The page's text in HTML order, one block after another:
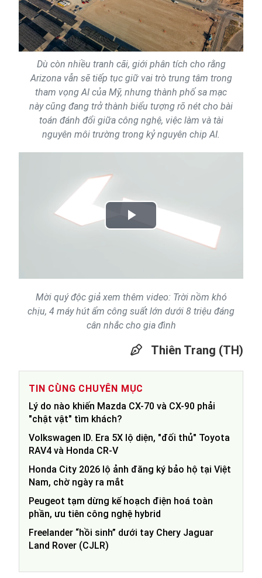
Dù còn nhiều tranh cãi, giới phân tích cho rằng
Arizona vẫn sẽ tiếp tục giữ vai trò trung tâm trong
tham vọng AI của Mỹ, nhưng thành phố sa mạc
này cũng đang trở thành biểu tượng rõ nét cho bài
toán đánh đổi giữa công nghệ, việc làm và tài
nguyên môi trường trong kỷ nguyên chip AI.
Play
Mời quý độc giả xem thêm video: Trời nồm khó
chịu, 4 máy hút ẩm công suất lớn dưới 8 triệu đáng
cân nhắc cho gia đình
Thiên Trang (TH)
TIN CÙNG CHUYÊN MỤC
Lý do nào khiến Mazda CX-70 và CX-90 phải
"chật vật" tìm khách?
Volkswagen ID. Era 5X lộ diện, "đối thủ" Toyota
RAV4 và Honda CR-V
Honda City 2026 lộ ảnh đăng ký bảo hộ tại Việt
Nam, chờ ngày ra mắt
Peugeot tạm dừng kế hoạch điện hoá toàn
phần, ưu tiên công nghệ hybrid
Freelander “hồi sinh” dưới tay Chery Jaguar
Land Rover (CJLR)